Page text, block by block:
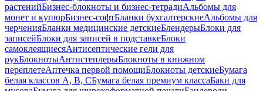
растенийБизнес-блокноты и бизнес-тетрадиАльбомы для
монет и купюрБизнес-софтБланки бухгалтерскиеАльбомы для
черченияБланки медицинские детскиеБлендерыБлоки для
записейБлоки для записей в подставкеБлоки
самоклеящиесяАнтисептические гели для
рукБлокнотыАнтистеплерыБлокноты в книжном
переплетеАптечка первой помощиБлокноты детскиеБумага
белая классов А, В, СБумага белая премиум классаБаки для